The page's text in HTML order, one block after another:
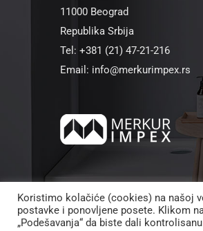
11000 Beograd
Republika Srbija
Tel: +381 (21) 47-21-216
Email: info@merkurimpex.rs
Koristimo kolačiće (cookies) na našoj
postavke i ponovljene posete. Klikom
„Podešavanja“ da biste dali